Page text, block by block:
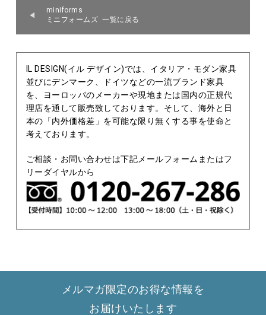
miniforms
ミニフォームズ 一覧に戻る
IL DESIGN(イル デザイン)では、イタリア・モダン家具
並びにデンマーク、ドイツなどの一流ブランド家具
を、ヨーロッパのメーカーや現地または国内の正規代
理店を通して販売致しております。そして、海外と日
本の「内外価格差」を可能な限り無くする事を使命と
考えております。
ご相談・お問い合わせは下記メールフォームまたはフ
リーダイヤルから
メルマガ限定のお得な情報を
お届けいたします